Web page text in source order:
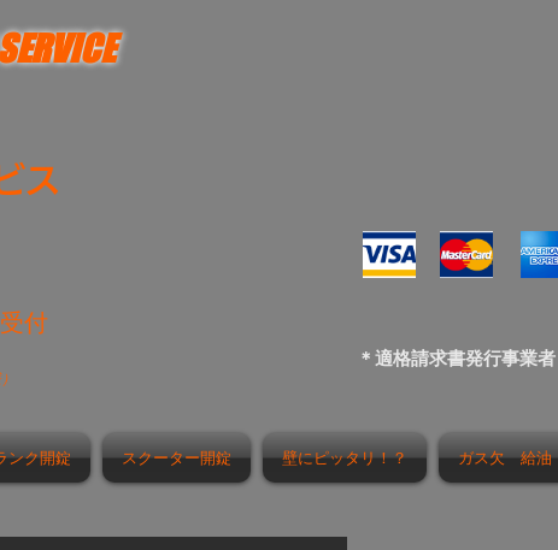
ス
付
＊適格請求書発行事業者
ンク開錠 スクーター開錠 壁にピッタリ！？ ガス欠 給油